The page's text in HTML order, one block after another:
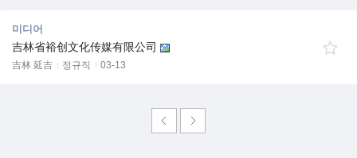
미디어
吉林省裕创文化传媒有限公司
吉林 延吉 정규직 03-13